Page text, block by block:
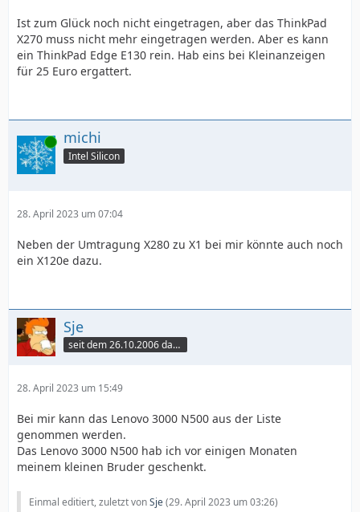
Ist zum Glück noch nicht eingetragen, aber das ThinkPad
X270 muss nicht mehr eingetragen werden. Aber es kann
ein ThinkPad Edge E130 rein. Hab eins bei Kleinanzeigen
für 25 Euro ergattert.
Online michi
Intel Silicon
28. April 2023 um 07:04
Neben der Umtragung X280 zu X1 bei mir könnte auch noch
ein X120e dazu.
Sje
seit dem 26.10.2006 dabei
28. April 2023 um 15:49
Bei mir kann das Lenovo 3000 N500 aus der Liste
genommen werden.
Das Lenovo 3000 N500 hab ich vor einigen Monaten
meinem kleinen Bruder geschenkt.
Einmal editiert, zuletzt vonSje(29. April 2023 um 03:26)